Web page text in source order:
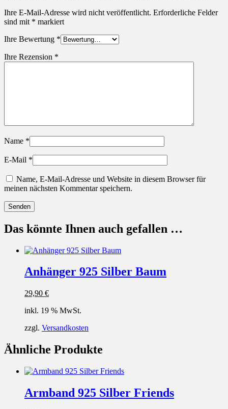
Ihre E-Mail-Adresse wird nicht veröffentlicht. Erforderliche Felder
sind mit * markiert
Ihre Bewertung *
Ihre Rezension *
Name *
E-Mail *
Name, E-Mail-Adresse und Website in diesem Browser für
meinen nächsten Kommentar speichern.
Das könnte Ihnen auch gefallen …
Anhänger 925 Silber Baum
29,90 €
inkl. 19 % MwSt.
zzgl. Versandkosten
Ähnliche Produkte
Armband 925 Silber Friends